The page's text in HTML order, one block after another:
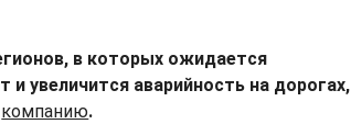
в которых ожидается
и увеличится аварийность на дорогах,
компанию.